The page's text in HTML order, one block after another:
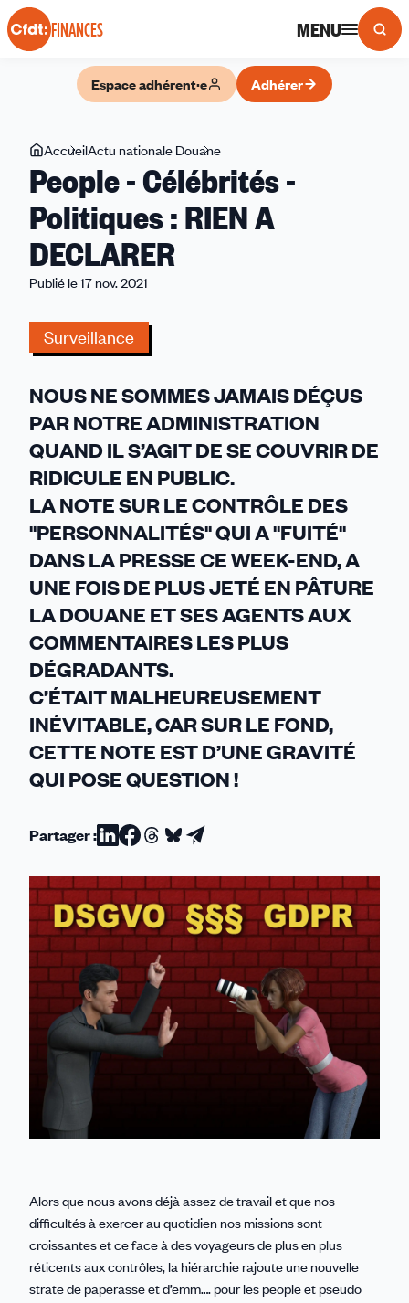
Panneau de gestion des cookies
FINANCES MENU
Espace adhérent·e Adhérer
Vous
êtes
ici
AccueilActu nationale Douane
-
Célébrités
-
People - Célébrités -
Politiques : RIEN A
DECLARER
Publié le 17 nov. 2021
Surveillance
NOUS NE SOMMES JAMAIS DÉÇUS
PAR NOTRE ADMINISTRATION
QUAND IL S’AGIT DE SE COUVRIR DE
RIDICULE EN PUBLIC.
LA NOTE SUR LE CONTRÔLE DES
"PERSONNALITÉS" QUI A "FUITÉ"
DANS LA PRESSE CE WEEK-END, A
UNE FOIS DE PLUS JETÉ EN PÂTURE
LA DOUANE ET SES AGENTS AUX
COMMENTAIRES LES PLUS
DÉGRADANTS.
C’ÉTAIT MALHEUREUSEMENT
INÉVITABLE, CAR SUR LE FOND,
CETTE NOTE EST D’UNE GRAVITÉ
QUI POSE QUESTION !
Partager :Partager
sur
Linkedin
Partager
sur
Facebook
Partager
sur
Threads
Partager
sur
Bluesky
Partager
par
email
Alors que nous avons déjà assez de travail et que nos
difficultés à exercer au quotidien nos missions sont
croissantes et ce face à des voyageurs de plus en plus
réticents aux contrôles, la hiérarchie rajoute une nouvelle
strate de paperasse et d’emm…. pour les people et pseudo